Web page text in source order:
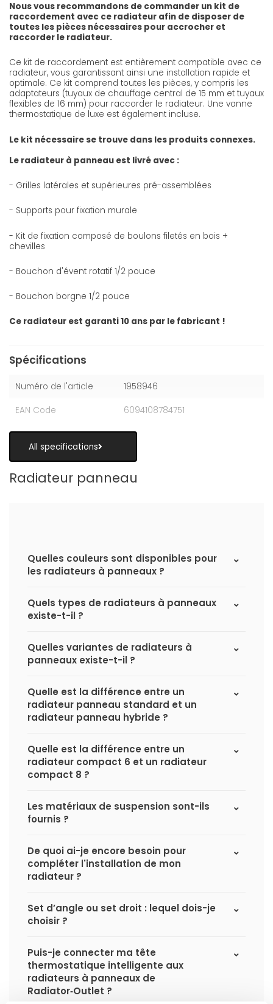
Nous vous recommandons de commander un kit de
raccordement avec ce radiateur afin de disposer de
toutes les pièces nécessaires pour accrocher et
raccorder le radiateur.
Ce kit de raccordement est entièrement compatible avec ce
radiateur, vous garantissant ainsi une installation rapide et
optimale. Ce kit comprend toutes les pièces, y compris les
adaptateurs (tuyaux de chauffage central de 15 mm et tuyaux
flexibles de 16 mm) pour raccorder le radiateur. Une vanne
thermostatique de luxe est également incluse.
Le kit nécessaire se trouve dans les produits connexes.
Le radiateur à panneau est livré avec :
- Grilles latérales et supérieures pré-assemblées
- Supports pour fixation murale
- Kit de fixation composé de boulons filetés en bois +
chevilles
- Bouchon d'évent rotatif 1/2 pouce
- Bouchon borgne 1/2 pouce
Ce radiateur est garanti 10 ans par le fabricant !
Spécifications
Numéro de l'article 1958946
EAN Code 6094108784751
All specifications
Radiateur panneau
Quelles couleurs sont disponibles pour
les radiateurs à panneaux ?
Quels types de radiateurs à panneaux
existe-t-il ?
Quelles variantes de radiateurs à
panneaux existe-t-il ?
Quelle est la différence entre un
radiateur panneau standard et un
radiateur panneau hybride ?
Quelle est la différence entre un
radiateur compact 6 et un radiateur
compact 8 ?
Les matériaux de suspension sont-ils
fournis ?
De quoi ai-je encore besoin pour
compléter l'installation de mon
radiateur ?
Set d’angle ou set droit : lequel dois-je
choisir ?
Puis-je connecter ma tête
thermostatique intelligente aux
radiateurs à panneaux de
Radiator‑Outlet ?